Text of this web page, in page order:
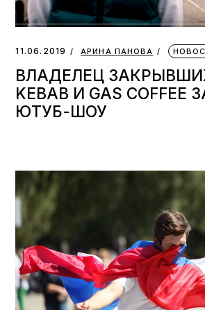
11.06.2019 АРИНА ПАНОВА
ВЛАДЕЛЕЦ
KEBAB И GAS COFFEE
ЮТУБ-ШОУ